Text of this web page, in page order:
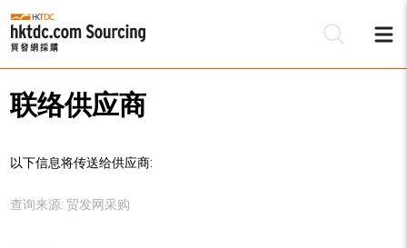
联络供应商
以下信息将传送给供应商:
查询来源: 贸发网采购